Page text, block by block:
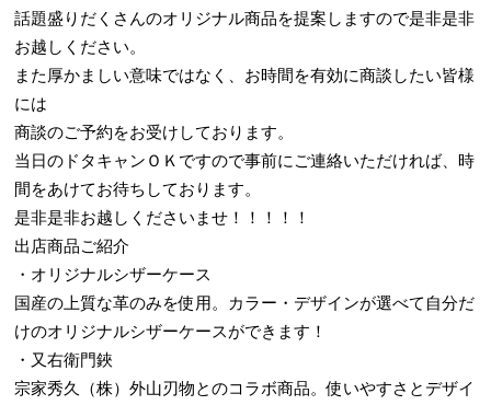
話題盛りだくさんのオリジナル商品を提案しますので是非是非
お越しください。
また厚かましい意味ではなく、お時間を有効に商談したい皆様
には
商談のご予約をお受けしております。
当日のドタキャンＯＫですので事前にご連絡いただければ、時
間をあけてお待ちしております。
是非是非お越しくださいませ！！！！！
出店商品ご紹介
・オリジナルシザーケース
国産の上質な革のみを使用。カラー・デザインが選べて自分だ
けのオリジナルシザーケースができます！
・又右衛門鋏
宗家秀久（株）外山刃物とのコラボ商品。使いやすさとデザイ